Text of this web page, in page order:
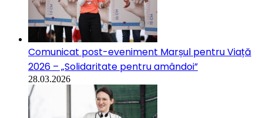
Comunicat post-eveniment Marșul pentru Viață
2026 – „Solidaritate pentru amândoi”
28.03.2026